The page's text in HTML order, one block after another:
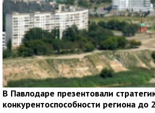
В Павлодаре презентовали
конкурентоспособности региона до